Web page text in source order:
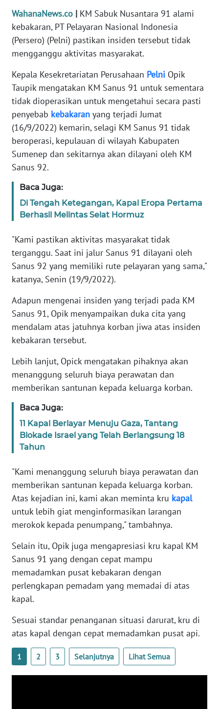
WahanaNews.co | KM Sabuk Nusantara 91 alami
kebakaran, PT Pelayaran Nasional Indonesia
(Persero) (Pelni) pastikan insiden tersebut tidak
mengganggu aktivitas masyarakat.
Kepala Kesekretariatan Perusahaan Pelni Opik
Taupik mengatakan KM Sanus 91 untuk sementara
tidak dioperasikan untuk mengetahui secara pasti
penyebab kebakaran yang terjadi Jumat
(16/9/2022) kemarin, selagi KM Sanus 91 tidak
beroperasi, kepulauan di wilayah Kabupaten
Sumenep dan sekitarnya akan dilayani oleh KM
Sanus 92.
Baca Juga:
Di Tengah Ketegangan, Kapal Eropa Pertama
Berhasil Melintas Selat Hormuz
"Kami pastikan aktivitas masyarakat tidak
terganggu. Saat ini jalur Sanus 91 dilayani oleh
Sanus 92 yang memiliki rute pelayaran yang sama,"
katanya, Senin (19/9/2022).
Adapun mengenai insiden yang terjadi pada KM
Sanus 91, Opik menyampaikan duka cita yang
mendalam atas jatuhnya korban jiwa atas insiden
kebakaran tersebut.
Lebih lanjut, Opick mengatakan pihaknya akan
menanggung seluruh biaya perawatan dan
memberikan santunan kepada keluarga korban.
Baca Juga:
11 Kapal Berlayar Menuju Gaza, Tantang
Blokade Israel yang Telah Berlangsung 18
Tahun
"Kami menanggung seluruh biaya perawatan dan
memberikan santunan kepada keluarga korban.
Atas kejadian ini, kami akan meminta kru kapal
untuk lebih giat menginformasikan larangan
merokok kepada penumpang," tambahnya.
Selain itu, Opik juga mengapresiasi kru kapal KM
Sanus 91 yang dengan cepat mampu
memadamkan pusat kebakaran dengan
perlengkapan pemadam yang memadai di atas
kapal.
Sesuai standar penanganan situasi darurat, kru di
atas kapal dengan cepat memadamkan pusat api.
1 2 3 Selanjutnya Lihat Semua
OPINI
EDITORIAL
Informasi
INDEKS
KONTAK
KAMI
INFO
TENTANG
KAMI
PEDOMAN
MEDIA
SIBER
KARIR
DISCLAIMER
Wahana
News
Regional
WN
SUMUT
WN
WN
JABAR
WN
BANTEN
WN
KEPRI
WN
PAPUA
WN
PAPUA